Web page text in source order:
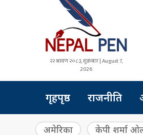
२२ श्रावण २०८३, शुक्रबार | August 7,
2026
गृहपृष्ठ राजनीति
अमेरिका केपी शर्मा